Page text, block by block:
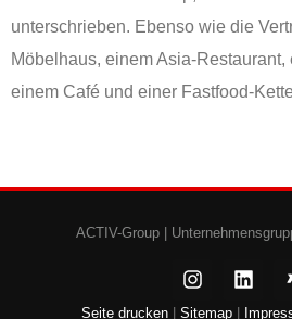
unterschrieben. Ebenso wie die
Möbelhaus, einem Asia-
einem Café und einer Fastfood-Kette
ACTIV-Group |
Seite drucken Sitemap|